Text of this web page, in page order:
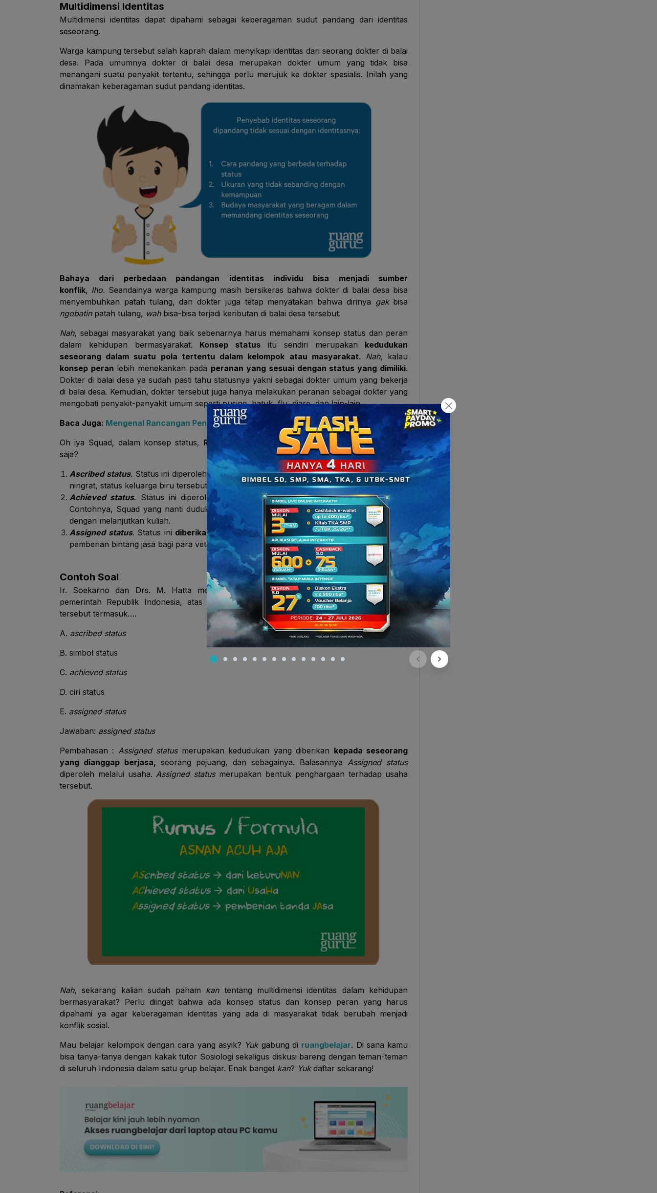
Multidimensi Identitas
Multidimensi identitas dapat dipahami sebagai keberagaman sudut pandang dari identitas
seseorang.
Warga kampung tersebut salah kaprah dalam menyikapi identitas dari seorang dokter di balai
desa. Pada umumnya dokter di balai desa merupakan dokter umum yang tidak bisa
menangani suatu penyakit tertentu, sehingga perlu merujuk ke dokter spesialis. Inilah yang
dinamakan keberagaman sudut pandang identitas.
Bahaya dari perbedaan pandangan identitas individu bisa menjadi sumber
konflik, lho. Seandainya warga kampung masih bersikeras bahwa dokter di balai desa bisa
menyembuhkan patah tulang, dan dokter juga tetap menyatakan bahwa dirinya gakbisa
ngobatinpatah tulang, wahbisa-bisa terjadi keributan di balai desa tersebut.
Nah, sebagai masyarakat yang baik sebenarnya harus memahami konsep status dan peran
dalam kehidupan bermasyarakat. Konsep status itu sendiri merupakan kedudukan
seseorang dalam suatu pola tertentu dalam kelompok atau masyarakat. Nah, kalau
konsep peran lebih menekankan pada peranan yang sesuai dengan status yang dimiliki.
Dokter di balai desa ya sudah pasti tahu statusnya yakni sebagai dokter umum yang bekerja
di balai desa. Kemudian, dokter tersebut juga hanya melakukan peranan sebagai dokter yang
mengobati penyakit-penyakit umum seperti pusing, batuk, flu, diare, dan lain-lain.
Baca Juga: Mengenal Rancangan Penelitian Sosial
Oh iya Squad, dalam konsep status, Ralph Linton
membagi menjadi beberapa status. Apa
saja?
Ascribed status. Status ini diperoleh ataspewarisan dari orang tua. Contohnya keluarga
ningrat, status keluarga biru tersebut melekat seumur hiduplohSquad.
Achieved status. Status ini diperoleh melalui usaha yang dilakukan secara sengaja
Contohnya, Squad yang nanti duduk di kelas 12, ingin memperbaiki status pendidikannya
dengan melanjutkan kuliah.
Assigned status. Status ini diberikan kepada orang yang dianggap berjasa
. Contohnya
pemberian bintang jasa bagi para veteran yang berjuang melawan penjajah pada waktu itu.
Contoh Soal
Ir. Soekarno dan Drs. M. Hatta mendapatkan gelar sebagai Bapak Proklamator dari
pemerintah Republik Indonesia, atas jasa beliau pada saat kemerdekaan Indonesia. Hal
tersebut termasuk….
A. ascribed status
B. simbol status
C. achieved status
D. ciri status
E. assigned status
Jawaban: assigned status
Pembahasan : Assigned statusmerupakan kedudukan yang diberikan kepada seseorang
yang dianggap berjasa, seorang pejuang, dan sebagainya. BalasannyaAssigned status
diperoleh melalui usaha.Assigned statusmerupakan bentuk penghargaan terhadap usaha
tersebut.
Nah, sekarang kalian sudah paham kantentang multidimensi identitas dalam kehidupan
bermasyarakat? Perlu diingat bahwa ada konsep status dan konsep peran yang harus
dipahami ya agar keberagaman identitas yang ada di masyarakat tidak berubah menjadi
konflik sosial.
Mau belajar kelompok dengan cara yang asyik? Yukgabung di ruangbelajar. Di sana kamu
bisa tanya-tanya dengan kakak tutor Sosiologi sekaligus diskusi bareng dengan teman-teman
di seluruh Indonesia dalam satu grup belajar. Enak banget kan? Yukdaftar sekarang!